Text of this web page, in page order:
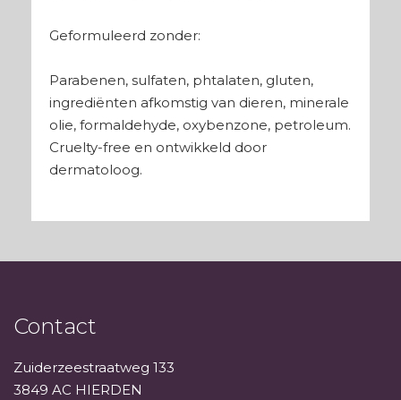
Geformuleerd zonder:
Parabenen, sulfaten, phtalaten, gluten,
ingrediënten afkomstig van dieren, minerale
olie, formaldehyde, oxybenzone, petroleum.
Cruelty-free en ontwikkeld door
dermatoloog.
Contact
Zuiderzeestraatweg 133
3849 AC HIERDEN